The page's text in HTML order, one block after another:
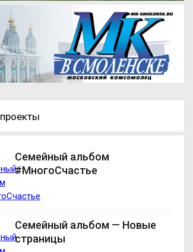
проекты
Семейный альбом
#МногоСчастье
Семейный альбом — Новые
страницы